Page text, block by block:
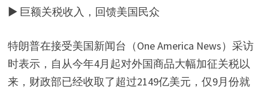
▶ 巨额关税收入，回馈美国民众
特朗普在接受美国新闻台（One America News）采访
时表示，自从今年4月起对外国商品大幅加征关税以
来，财政部已经收取了超过2149亿美元，仅9月份就